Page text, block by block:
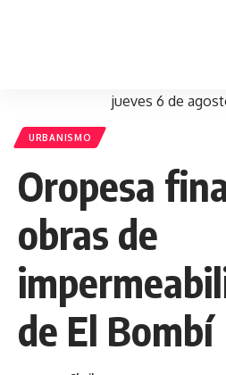
jueves 6 de
URBANISMO
Oropesa
obras de
de El Bombí